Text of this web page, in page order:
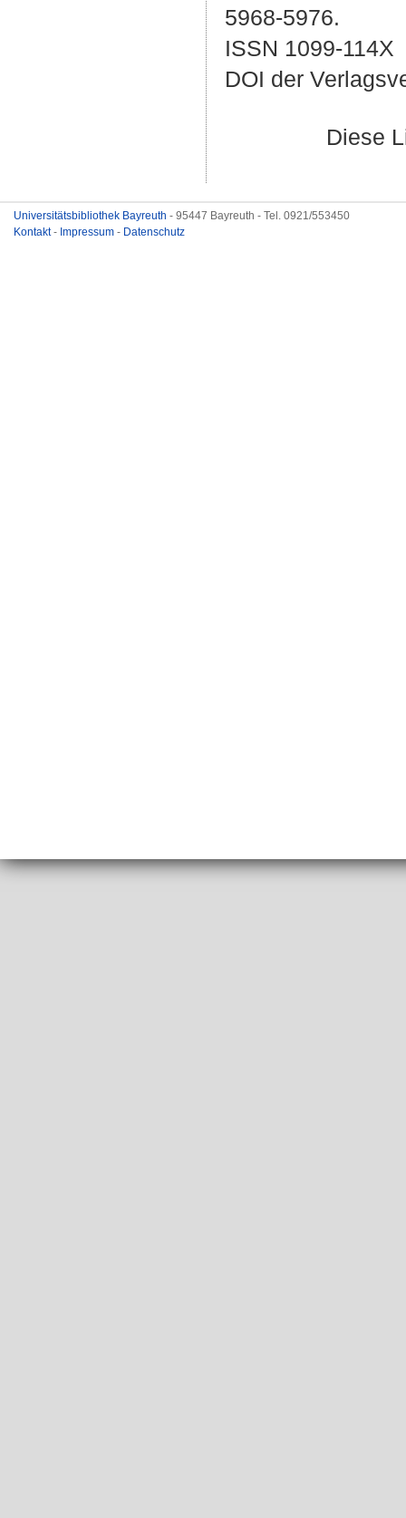
5968-5976.
ISSN 1099-114X
DOI der
Diese
Universitätsbibliothek Bayreuth - 95447 Bayreuth - Tel. 0921/553450
Kontakt- Impressum - Datenschutz